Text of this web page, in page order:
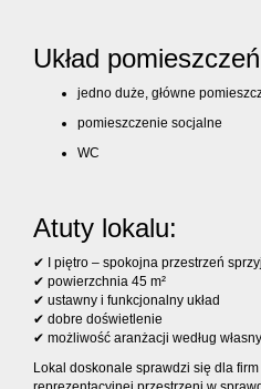
Układ
jedno duże, główne
pomieszczenie socjalne
WC
Atuty lokalu:
✔ I piętro – spokojna przestrzeń
✔ powierzchnia 45 m²
✔ ustawny i funkcjonalny układ
✔ dobre doświetlenie
✔ możliwość aranżacji według
Lokal doskonale sprawdzi się dla